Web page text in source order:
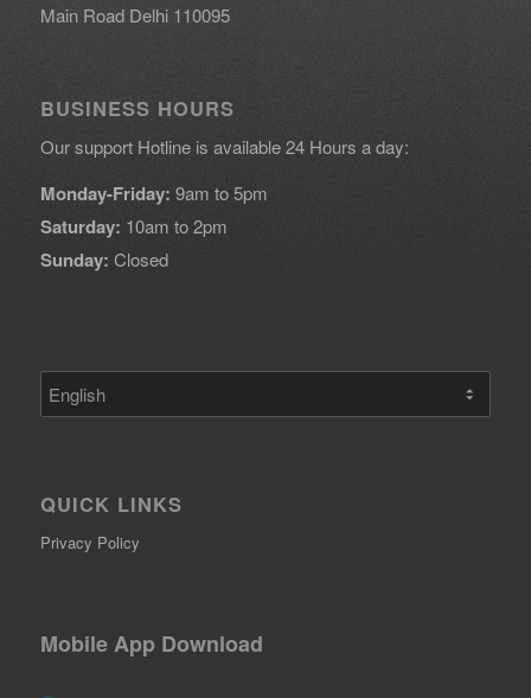
Main Road Delhi 110095
BUSINESS HOURS
Our support Hotline is available 24 Hours a day:
Monday-Friday: 9am to 5pm
Saturday: 10am to 2pm
Sunday: Closed
Choose
a
QUICK LINKS
Privacy Policy
Mobile App Download